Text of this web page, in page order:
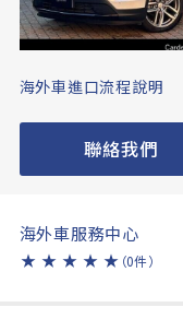
海外車進口流程說明
聯絡我們
海外車服務中心
★ ★ ★ ★ ★ （0件）